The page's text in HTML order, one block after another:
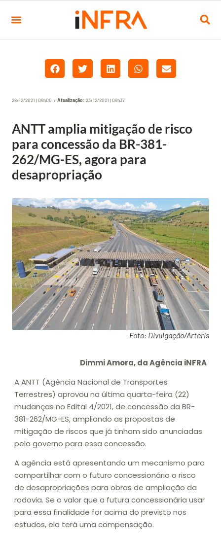
28/12/2021 | 09h00 • Atualização: 23/12/2021 | 09h37
ANTT amplia mitigação de risco
para concessão da BR-381-
262/MG-ES, agora para
desapropriação
Foto: Divulgação/Arteris
Dimmi Amora, da Agência iNFRA
A ANTT (Agência Nacional de Transportes
Terrestres) aprovou na última quarta-feira (22)
mudanças no Edital 4/2021, de concessão da BR-
381-262/MG-ES, ampliando as propostas de
mitigação de riscos que já tinham sido anunciadas
pelo governo para essa concessão.
A agência está apresentando um mecanismo para
compartilhar com o futuro concessionário o risco
de desapropriações para obras de ampliação da
rodovia. Se o valor que a futura concessionária usar
para essa finalidade for acima do previsto nos
estudos, ela terá uma compensação.